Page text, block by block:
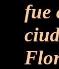
fue